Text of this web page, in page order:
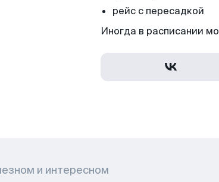
рейс с пересадкой
Иногда в расписании
и интересном